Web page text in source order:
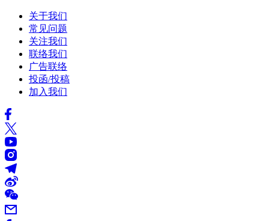
关于我们
常见问题
关注我们
联络我们
广告联络
投函/投稿
加入我们